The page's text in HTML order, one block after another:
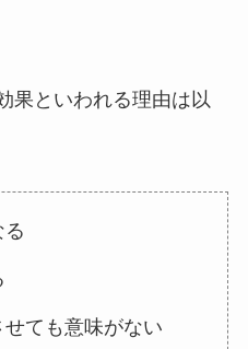
果といわれる理由は以
ても意味がない